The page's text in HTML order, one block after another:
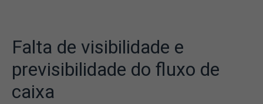
Falta de visibilidade e
previsibilidade do fluxo de
caixa